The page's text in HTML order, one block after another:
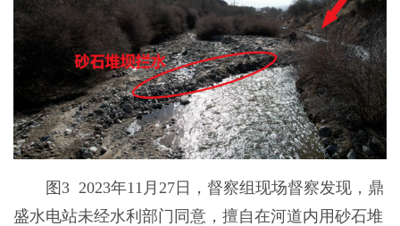
图3 2023年11月27日，督察组现场督察发现，鼎
盛水电站未经水利部门同意，擅自在河道内用砂石堆